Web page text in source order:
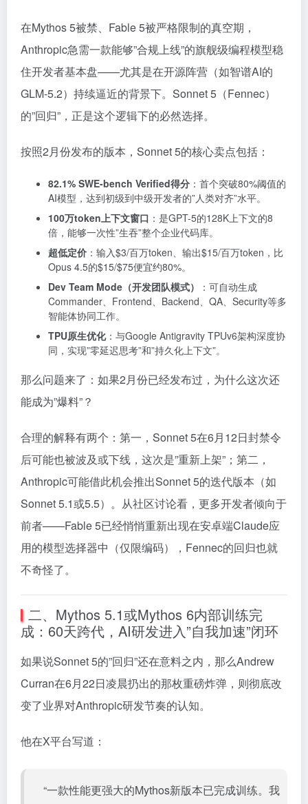
在Mythos 5被禁、Fable 5被严格限制的真空期，
Anthropic急需一款能够”合规上线”的旗舰级编程模型稳
住开发者基本盘——尤其是在开源阵营（如智谱AI的
GLM-5.2）持续逼近的背景下。Sonnet 5（Fennec）
的”回归”，正是这个逻辑下的必然选择。
按照2月份发布的版本，Sonnet 5的核心卖点包括：
82.1% SWE-bench Verified得分 ：首个突破80%阈值的
AI模型，达到初级到中级开发者的”人类对齐”水平。
100万token上下文窗口 ：是GPT-5的128K上下文的8
倍，能够一次性”生吞”整个企业代码库。
超低定价 ：输入$3/百万token、输出$15/百万token，比
Opus 4.5的$15/$75便宜约80%。
Dev Team Mode（开发团队模式）
：可自动生成
Commander、Frontend、Backend、QA、Security等多
智能体协同工作。
TPU原生优化：与Google Antigravity TPUv6架构深度协
同，实现”零延迟思考”和”持久化上下文”。
那么问题来了：如果2月份已经发布过，为什么这次还
能成为”爆料”？
合理的解释有两个：第一，Sonnet 5在6月12日封禁令
后可能也被波及或下线，这次是”重新上架”；第二，
Anthropic可能借此机会推出Sonnet 5的迭代版本（如
Sonnet 5.1或5.5）。从社区讨论看，更多开发者倾向于
前者——Fable 5已经悄悄重新出现在安卓端Claude应
用的模型选择器中（仅限编码），Fennec的回归也就
不奇怪了。
二、Mythos 5.1或Mythos 6内部训练完
成：60天跨代，AI研发进入”自我加速”闭环
如果说Sonnet 5的”回归”还在意料之内，那么Andrew
Curran在6月22日凌晨扔出的那枚重磅炸弹，则彻底改
变了业界对Anthropic研发节奏的认知。
他在X平台写道：
“一款性能更强大的Mythos新版本已完成训练。我